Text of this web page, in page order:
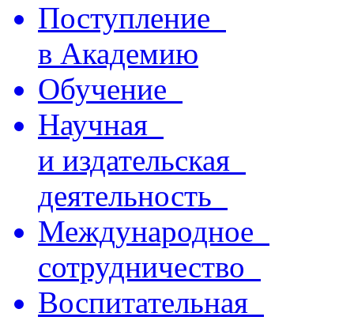
Поступление
в Академию
Обучение
Научная
и издательская
деятельность
Международное
сотрудничество
Воспитательная